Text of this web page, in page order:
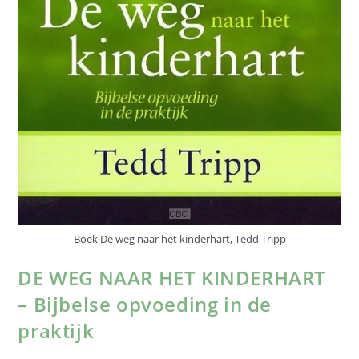
Boek De weg naar het kinderhart, Tedd Tripp
DE WEG NAAR HET KINDERHART
– Bijbelse opvoeding in de
praktijk